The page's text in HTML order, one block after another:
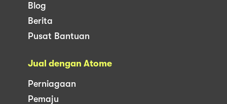
Blog
Berita
Pusat Bantuan
Jual dengan Atome
Perniagaan
Pemaju